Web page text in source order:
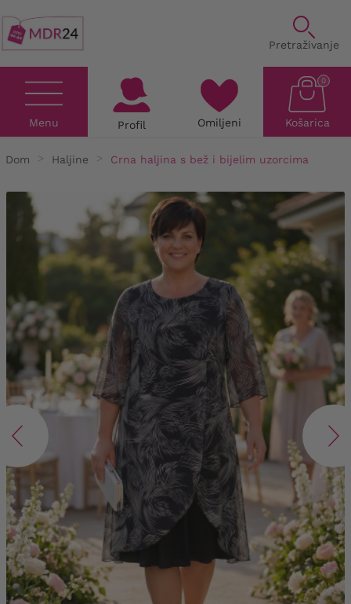
Pretraživanje
Menu Profil Omiljeni Košarica
0
Dom Haljine Crna haljina s bež i bijelim uzorcima